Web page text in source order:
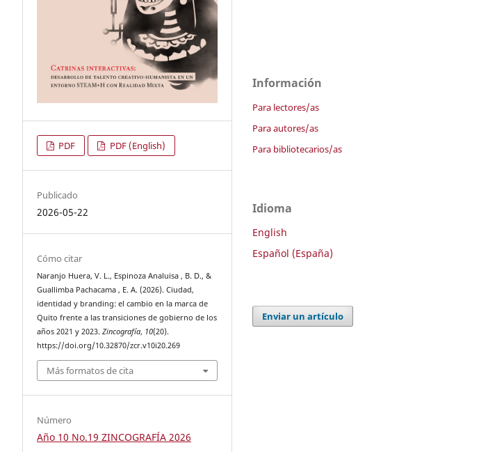
PDF PDF (English)
Publicado
2026-05-22
Cómo citar
Naranjo Huera, V. L., Espinoza Analuisa , B. D., &
Guallimba Pachacama , E. A. (2026). Ciudad,
identidad y branding: el cambio en la marca de
Quito frente a las transiciones de gobierno de los
años 2021 y 2023.Zincografía, 10(20).
https://doi.org/10.32870/zcr.v10i20.269
Más formatos de cita
Número
Año 10 No.19 ZINCOGRAFÍA 2026
Información
Para lectores/as
Para autores/as
Para bibliotecarios/as
Idioma
English
Español (España)
Enviar un artículo